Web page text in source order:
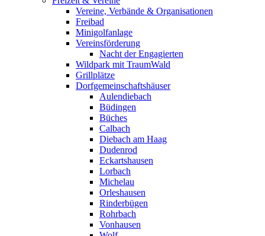
Vereine, Verbände & Organisationen
Freibad
Minigolfanlage
Vereinsförderung
Nacht der Engagierten
Wildpark mit TraumWald
Grillplätze
Dorfgemeinschaftshäuser
Aulendiebach
Büdingen
Büches
Calbach
Diebach am Haag
Dudenrod
Eckartshausen
Lorbach
Michelau
Orleshausen
Rinderbügen
Rohrbach
Vonhausen